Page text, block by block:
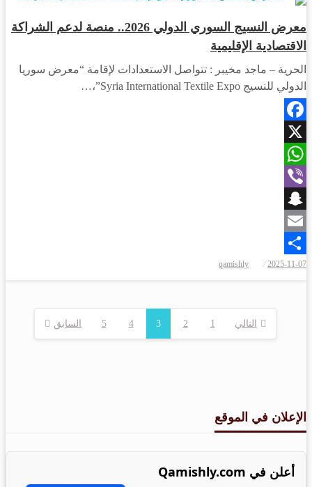
معرض النسيج السوري الدولي 2026.. منصة لدعم الشراكة
الاقتصادية الإقليمية
الحرية – ماجد مخيبر : تتواصل الاستعدادات لإقامة “معرض سوريا
الدولي للنسيج Syria International Textile Expo”،…
Facebook
X
WhatsApp
Viber
Snapchat
Email
Share
في
2025-11-07
qamishly
تعدد
السابق 1
2
3
4
5 التالي
الإعلان في الموقع
أعلن في Qamishly.com